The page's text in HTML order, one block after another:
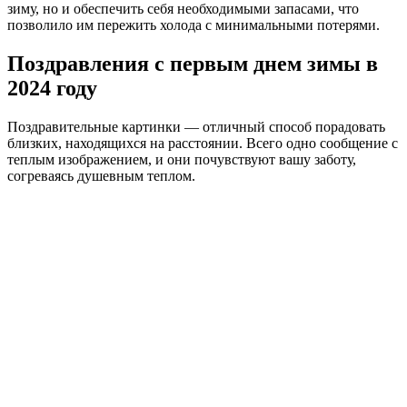
зиму, но и обеспечить себя необходимыми запасами, что
позволило им пережить холода с минимальными потерями.
Поздравления с первым днем зимы в
2024 году
Поздравительные картинки — отличный способ порадовать
близких, находящихся на расстоянии. Всего одно сообщение с
теплым изображением, и они почувствуют вашу заботу,
согреваясь душевным теплом.